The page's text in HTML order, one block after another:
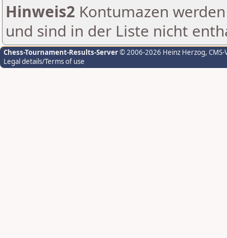
Hinweis2 Kontumazen
und sind in der Liste nicht
Chess-Tournament-Results-Server© 2006-2026 Heinz Herzog,
Legal details/Terms of use